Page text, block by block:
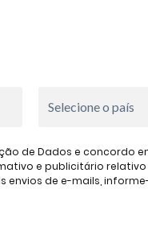
de Dados e
e publicitário relativo à
de e-mails,